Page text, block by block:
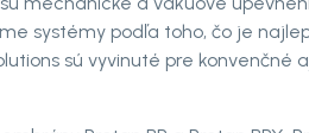
systémy podľa toho, čo je
sú vyvinuté pre konvenčné